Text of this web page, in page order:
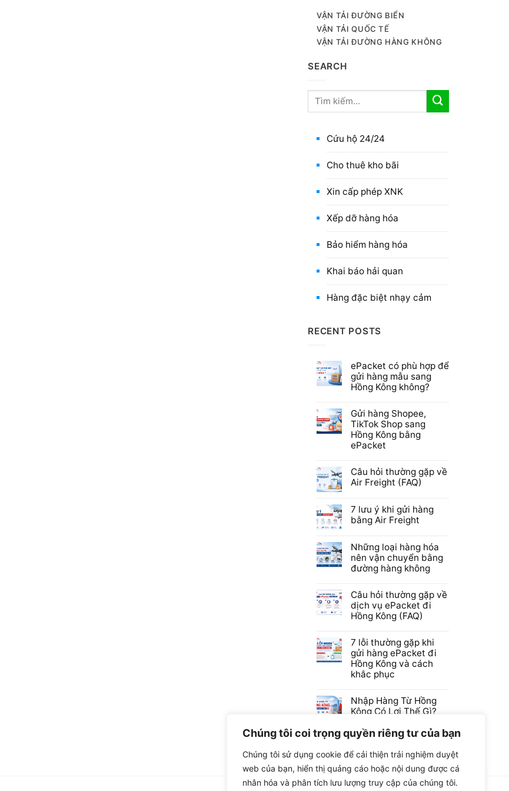
Chúng tôi coi trọng quyền riêng tư của bạn
Chúng tôi sử dụng cookie để cải thiện trải nghiệm duyệt
web của bạn, hiển thị quảng cáo hoặc nội dung được cá
nhân hóa và phân tích lưu lượng truy cập của chúng tôi.
VẬN TẢI ĐƯỜNG BIỂN
VẬN TẢI QUỐC TẾ
VẬN TẢI ĐƯỜNG HÀNG KHÔNG
SEARCH
Cứu hộ 24/24
Cho thuê kho bãi
Xin cấp phép XNK
Xếp dỡ hàng hóa
Bảo hiểm hàng hóa
Khai báo hải quan
Hàng đặc biệt nhạy cảm
RECENT POSTS
ePacket có phù hợp để
gửi hàng mẫu sang
Hồng Kông không?
Gửi hàng Shopee,
TikTok Shop sang
Hồng Kông bằng
ePacket
Câu hỏi thường gặp về
Air Freight (FAQ)
7 lưu ý khi gửi hàng
bằng Air Freight
Những loại hàng hóa
nên vận chuyển bằng
đường hàng không
Câu hỏi thường gặp về
dịch vụ ePacket đi
Hồng Kông (FAQ)
7 lỗi thường gặp khi
gửi hàng ePacket đi
Hồng Kông và cách
khắc phục
Nhập Hàng Từ Hồng
Kông Có Lợi Thế Gì?